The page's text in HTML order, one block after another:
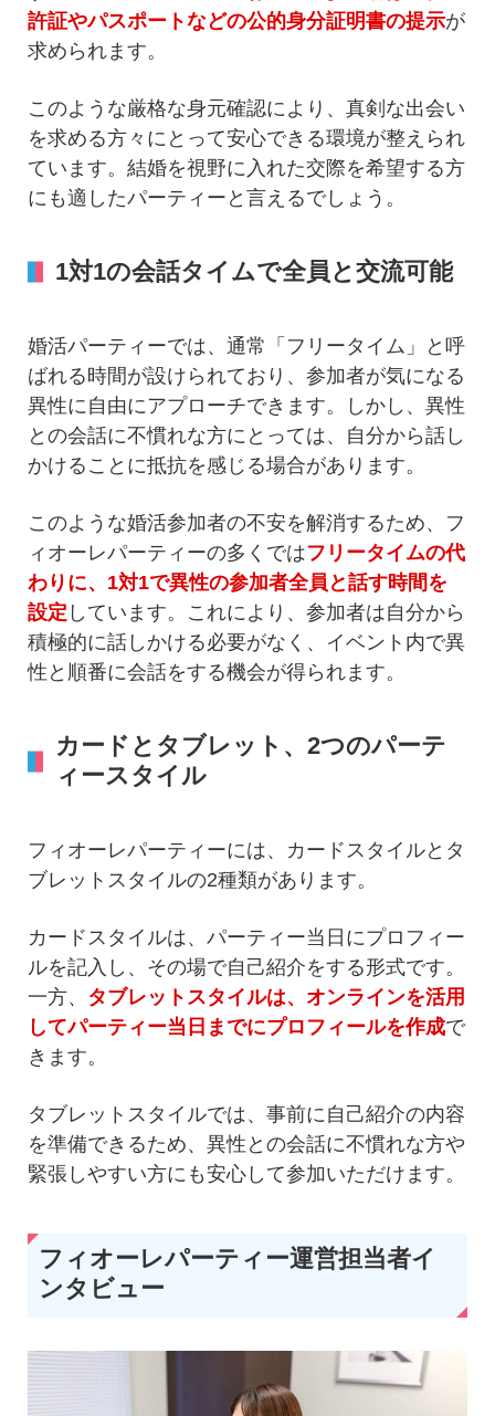
許証やパスポートなどの公的身分証明書の提示が
求められます。
このような厳格な身元確認により、真剣な出会い
を求める方々にとって安心できる環境が整えられ
ています。結婚を視野に入れた交際を希望する方
にも適したパーティーと言えるでしょう。
1対1の会話タイムで全員と交流可能
婚活パーティーでは、通常「フリータイム」と呼
ばれる時間が設けられており、参加者が気になる
異性に自由にアプローチできます。しかし、異性
との会話に不慣れな方にとっては、自分から話し
かけることに抵抗を感じる場合があります。
このような婚活参加者の不安を解消するため、フ
ィオーレパーティーの多くではフリータイムの代
わりに、1対1で異性の参加者全員と話す時間を
設定 しています。これにより、参加者は自分から
積極的に話しかける必要がなく、イベント内で異
性と順番に会話をする機会が得られます。
カードとタブレット、2つのパーテ
ィースタイル
フィオーレパーティーには、カードスタイルとタ
ブレットスタイルの2種類があります。
カードスタイルは、パーティー当日にプロフィー
ルを記入し、その場で自己紹介をする形式です。
一方、 タブレットスタイルは、オンラインを活用
してパーティー当日までにプロフィールを作成で
きます。
タブレットスタイルでは、事前に自己紹介の内容
を準備できるため、異性との会話に不慣れな方や
緊張しやすい方にも安心して参加いただけます。
フィオーレパーティー運営担当者イ
ンタビュー